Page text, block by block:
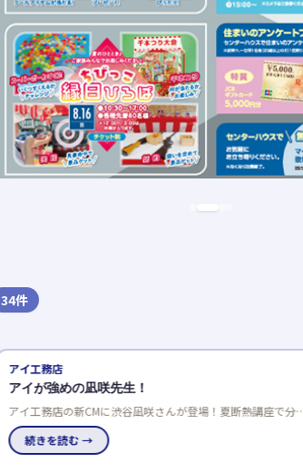
34件
アイ工務店
アイが強めの凪咲先生！
アイ工務店の新CMに渋谷凪咲さんが登場！夏断熱講座で分か
りやすく解説。来場者には凪咲先生のうちわもプレゼント。
続きを読む →